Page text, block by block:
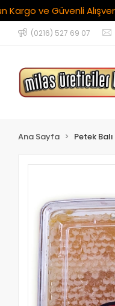
ve Güvenli Alışveriş
(0216) 527 69 07
Ana Sayfa Petek Balı